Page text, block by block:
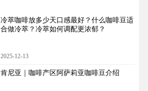
冷萃咖啡放多少天口感最好？什么咖啡豆适
合做冷萃？冷萃如何调配更浓郁？
2025-12-13
肯尼亚｜咖啡产区阿萨莉亚咖啡豆介绍